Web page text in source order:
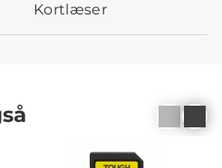
Kortlæser